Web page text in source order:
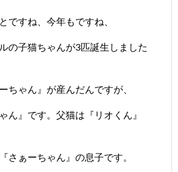
ですね、今年もですね、
の子猫ちゃんが3匹誕生しました
ちゃん』が産んだんですが、
ん』です。父猫は『リオくん』
さぁーちゃん』の息子です。